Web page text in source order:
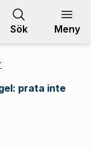
Sök Meny
prata inte